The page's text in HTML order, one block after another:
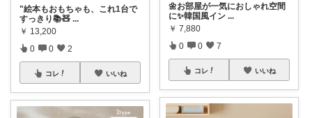
"絵本もおもちゃも、これ1台で
すっきり📚🧸 ...
￥ 13,200
0 0 2
コレ いいね
🌼お部屋が一気におしゃれ空間
に✨韓国風イン ...
￥ 7,880
0 0 7
コレ いいね